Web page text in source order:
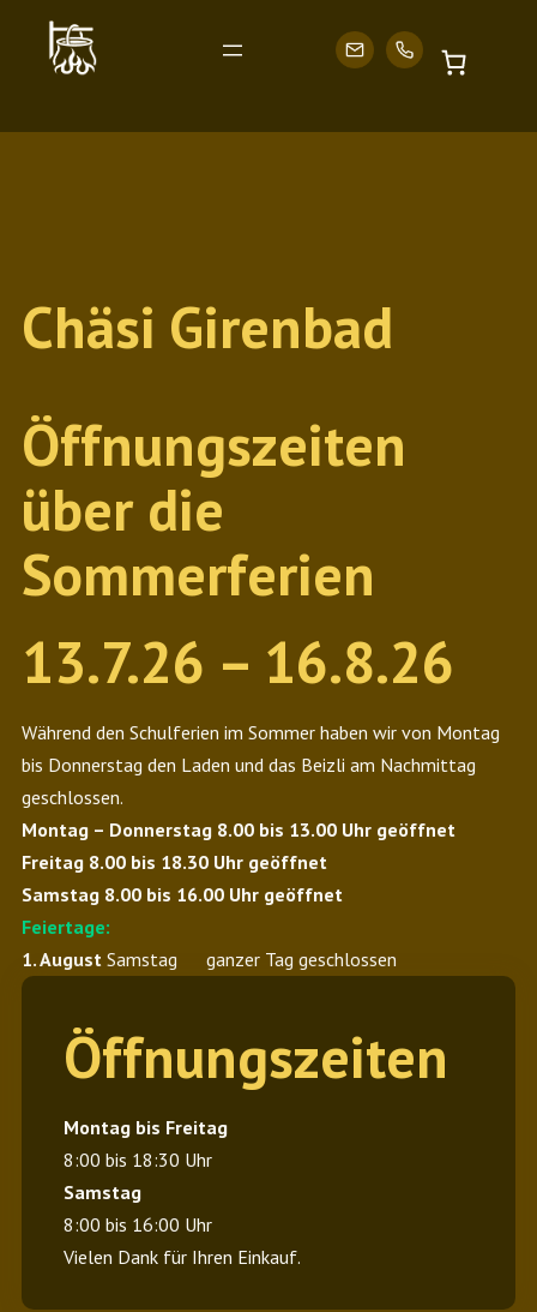
springen
Chäsi Girenbad
Öffnungszeiten
über die
Sommerferien
13.7.26 – 16.8.26
Während den Schulferien im Sommer haben wir von Montag
bis Donnerstag den Laden und das Beizli am Nachmittag
geschlossen.
Montag – Donnerstag 8.00 bis 13.00 Uhr geöffnet
Freitag 8.00 bis 18.30 Uhr geöffnet
Samstag 8.00 bis 16.00 Uhr geöffnet
Feiertage:
1. August Samstag ganzer Tag geschlossen
Öffnungszeiten
Montag bis Freitag
8:00 bis 18:30 Uhr
Samstag
8:00 bis 16:00 Uhr
Vielen Dank für Ihren Einkauf.